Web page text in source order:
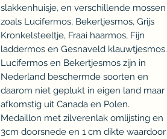
slakkenhuisje, en verschillende mossen
zoals Lucifermos, Bekertjesmos, Grijs
Kronkelsteeltje, Fraai haarmos, Fijn
laddermos en Gesnaveld klauwtjesmos.
Lucifermos en Bekertjesmos zijn in
Nederland beschermde soorten en
daarom niet geplukt in eigen land maar
afkomstig uit Canada en Polen.
Medaillon met zilverenlak omlijsting en
3cm doorsnede en 1 cm dikte waardoor